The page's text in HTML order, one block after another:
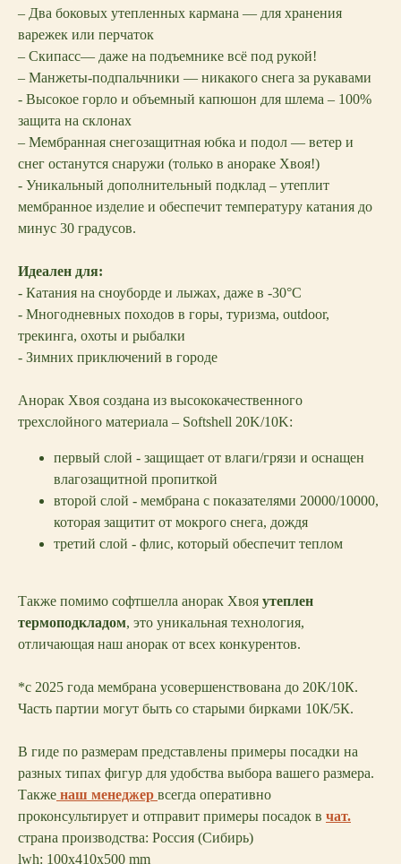
– Два боковых утепленных кармана — для хранения
варежек или перчаток
– Скипасс— даже на подъемнике всё под рукой!
– Манжеты-подпальчники — никакого снега за рукавами
- Высокое горло и объемный капюшон для шлема – 100%
защита на склонах
– Мембранная снегозащитная юбка и подол — ветер и
снег останутся снаружи (только в анораке Хвоя!)
- Уникальный дополнительный подклад – утеплит
мембранное изделие и обеспечит температуру катания до
минус 30 градусов.
Идеален для:
- Катания на сноуборде и лыжах, даже в -30°C
- Многодневных походов в горы, туризма, outdoor,
трекинга, охоты и рыбалки
- Зимних приключений в городе
Анорак Хвоя создана из высококачественного
трехслойного материала – Softshell 20K/10K:
первый слой - защищает от влаги/грязи и оснащен
влагозащитной пропиткой
второй слой - мембрана с показателями 20000/10000,
которая защитит от мокрого снега, дождя
третий слой - флис, который обеспечит теплом
Также помимо софтшелла анорак Хвоя утеплен
термоподкладом, это уникальная технология,
отличающая наш анорак от всех конкурентов.
*c 2025 года мембрана усовершенствована до 20К/10К.
Часть партии могут быть со старыми бирками 10К/5К.
В гиде по размерам представлены примеры посадки на
разных типах фигур для удобства выбора вашего размера.
Также наш менеджер всегда оперативно
проконсультирует и отправит примеры посадок в чат.
страна производства: Россия (Сибирь)
lwh: 100x410x500 mm